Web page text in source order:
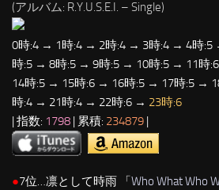
(アルバム: R.Y.U.S.E.I. – Single)
0時:4 → 1時:4 → 2時:4 → 3時:4 → 4時
時:5 → 8時:5 → 9時:5 → 10時:5 → 11時
14時:5 → 15時:6 → 16時:5 → 17時:5 →
時:4 → 21時:4 → 22時:6 → 23時:6
| 指数: 1798 | 累積: 234879
●7位…凛として時雨 「Who What Who